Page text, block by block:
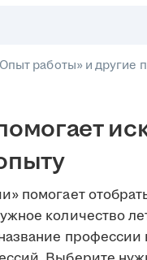
работы» и другие
помогает
количество